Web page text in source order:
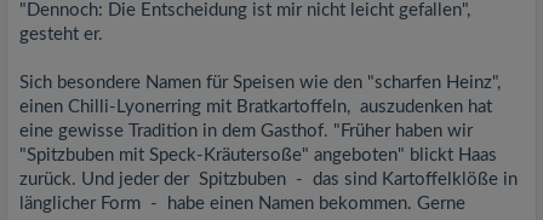
"Dennoch: Die Entscheidung ist mir nicht leicht gefallen",
gesteht er.
Sich besondere Namen für Speisen wie den "scharfen Heinz",
einen Chilli-Lyonerring mit Bratkartoffeln, auszudenken hat
eine gewisse Tradition in dem Gasthof. "Früher haben wir
"Spitzbuben mit Speck-Kräutersoße" angeboten" blickt Haas
zurück. Und jeder der Spitzbuben - das sind Kartoffelklöße in
länglicher Form - habe einen Namen bekommen. Gerne